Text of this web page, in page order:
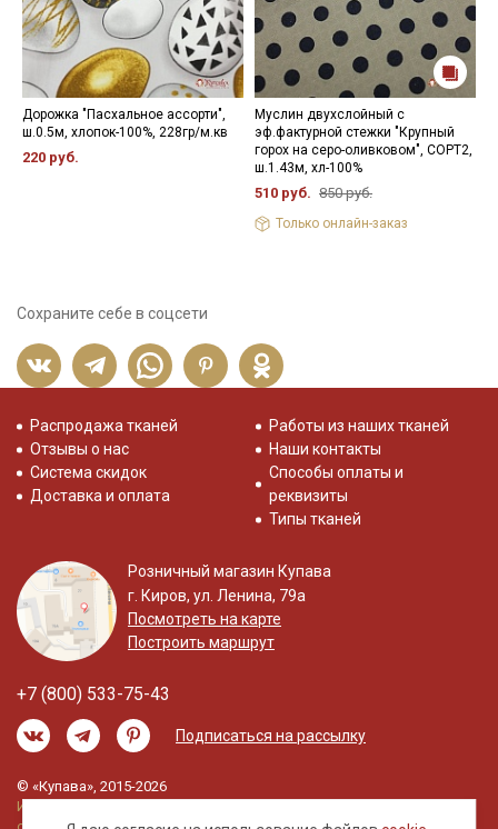
Дорожка "Пасхальное ассорти",
ш.0.5м, хлопок-100%, 228гр/м.кв
220 руб.
Муслин двухслойный с
эф.фактурной стежки "Крупный
горох на серо-оливковом", СОРТ2,
ш.1.43м, хл-100%
510 руб. 850 руб.
Только онлайн-заказ
Сохраните себе в соцсети
Распродажа тканей
Отзывы о нас
Система скидок
Доставка и оплата
Работы из наших тканей
Наши контакты
Способы оплаты и
реквизиты
Типы тканей
Розничный магазин Купава
г. Киров, ул. Ленина, 79а
Посмотреть на карте
Построить маршрут
+7 (800) 533-75-43
Подписаться на рассылку
© «Купава», 2015-2026
Информация на сайте не является публичной